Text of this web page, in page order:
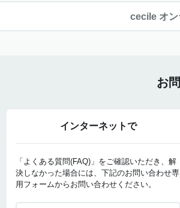
cecile オン
お
インターネットで
「よくある質問(FAQ)」をご確認いただき、解
決しなかった場合には、下記のお問い合わせ専
用フォームからお問い合わせください。